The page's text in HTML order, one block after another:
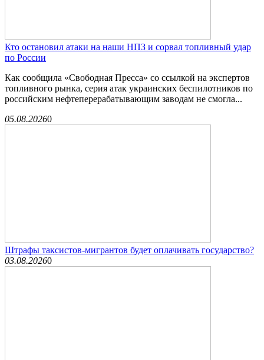
Кто остановил атаки на наши НПЗ и сорвал топливный удар
по России
Как сообщила «Свободная Пресса» со ссылкой на экспертов
топливного рынка, серия атак украинских беспилотников по
российским нефтеперерабатывающим заводам не смогла...
05.08.20260
Штрафы таксистов-мигрантов будет оплачивать государство?
03.08.20260